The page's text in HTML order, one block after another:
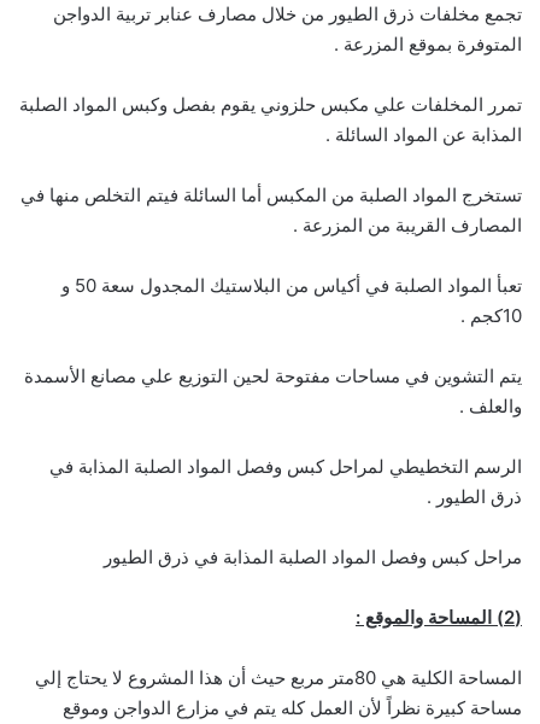
تجمع مخلفات ذرق الطيور من خلال مصارف عنابر تربية الدواجن
المتوفرة بموقع المزرعة .
تمرر المخلفات علي مكبس حلزوني يقوم بفصل وكبس المواد الصلبة
المذابة عن المواد السائلة .
تستخرج المواد الصلبة من المكبس أما السائلة فيتم التخلص منها في
المصارف القريبة من المزرعة .
تعبأ المواد الصلبة في أكياس من البلاستيك المجدول سعة 50 و
10كجم .
يتم التشوين في مساحات مفتوحة لحين التوزيع علي مصانع الأسمدة
والعلف .
الرسم التخطيطي لمراحل كبس وفصل المواد الصلبة المذابة في
ذرق الطيور .
مراحل كبس وفصل المواد الصلبة المذابة في ذرق الطيور
(2) المساحة والموقع :
المساحة الكلية هي 80متر مربع حيث أن هذا المشروع لا يحتاج إلي
مساحة كبيرة نظراً لأن العمل كله يتم في مزارع الدواجن وموقع